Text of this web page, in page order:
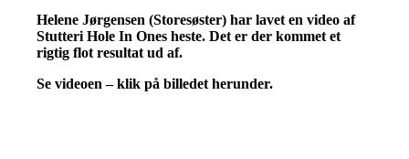
Helene Jørgensen (Storesøster) har lavet en video af
Stutteri Hole In Ones heste. Det er der kommet et
rigtig flot resultat ud af.
Se videoen – klik på billedet herunder.